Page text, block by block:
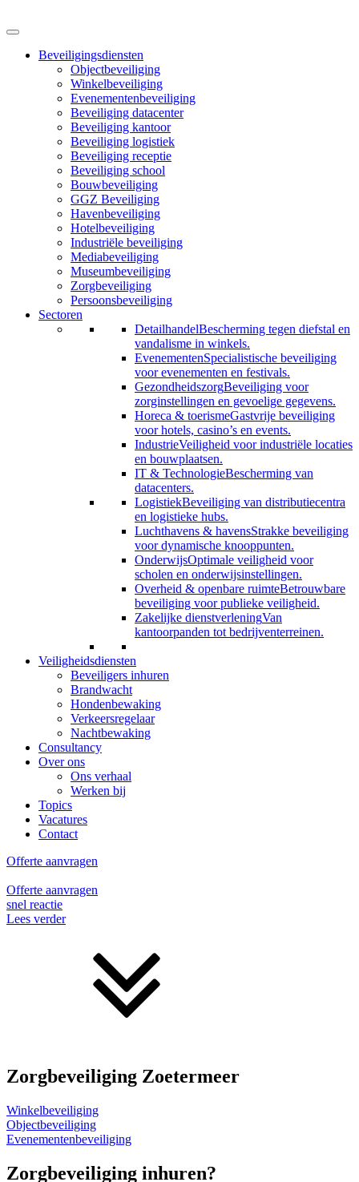
Beveiligingsdiensten
Objectbeveiliging
Winkelbeveiliging
Evenementenbeveiliging
Beveiliging datacenter
Beveiliging kantoor
Beveiliging logistiek
Beveiliging receptie
Beveiliging school
Bouwbeveiliging
GGZ Beveiliging
Havenbeveiliging
Hotelbeveiliging
Industriële beveiliging
Mediabeveiliging
Museumbeveiliging
Zorgbeveiliging
Persoonsbeveiliging
Sectoren
DetailhandelBescherming tegen diefstal en
vandalisme in winkels.
EvenementenSpecialistische beveiliging
voor evenementen en festivals.
GezondheidszorgBeveiliging voor
zorginstellingen en gevoelige gegevens.
Horeca & toerismeGastvrije beveiliging
voor hotels, casino’s en events.
IndustrieVeiligheid voor industriële locaties
en bouwplaatsen.
IT & TechnologieBescherming van
datacenters.
LogistiekBeveiliging van distributiecentra
en logistieke hubs.
Luchthavens & havensStrakke beveiliging
voor dynamische knooppunten.
OnderwijsOptimale veiligheid voor
scholen en onderwijsinstellingen.
Overheid & openbare ruimteBetrouwbare
beveiliging voor publieke veiligheid.
Zakelijke dienstverleningVan
kantoorpanden tot bedrijventerreinen.
Veiligheidsdiensten
Beveiligers inhuren
Brandwacht
Hondenbewaking
Verkeersregelaar
Nachtbewaking
Consultancy
Over ons
Ons verhaal
Werken bij
Topics
Vacatures
Contact
Offerte aanvragen
Offerte aanvragen
snel reactie
Lees verder
Zorgbeveiliging Zoetermeer
Winkelbeveiliging
Objectbeveiliging
Evenementenbeveiliging
Zorgbeveiliging inhuren?